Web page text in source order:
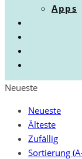
Apps
Neueste
Neueste
Älteste
Zufällig
Sortierung